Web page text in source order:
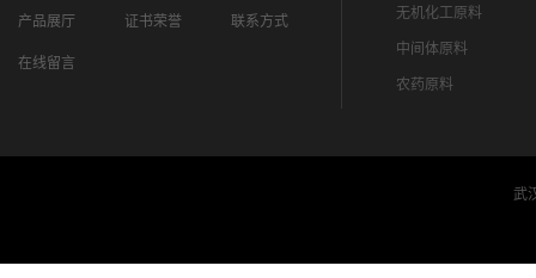
产品展厅 证书荣誉 联系方式
在线留言
无机化工原料
中间体原料
农药原料
武